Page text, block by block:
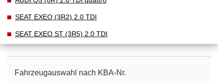
SEAT EXEO (3R2) 2.0 TDI
SEAT EXEO ST (3R5) 2.0 TDI
Fahrzeugauswahl nach KBA-Nr.